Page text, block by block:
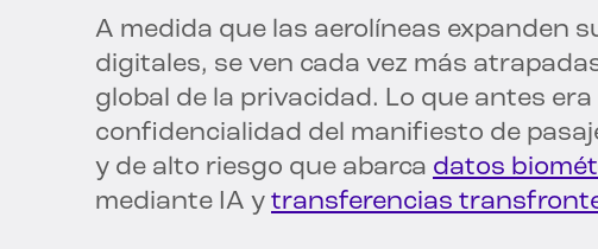
A medida que las aerolíneas expanden
digitales, se ven cada vez más
global de la privacidad. Lo que antes
confidencialidad del manifiesto de
y de alto riesgo que abarca datos
mediante IA y transferencias